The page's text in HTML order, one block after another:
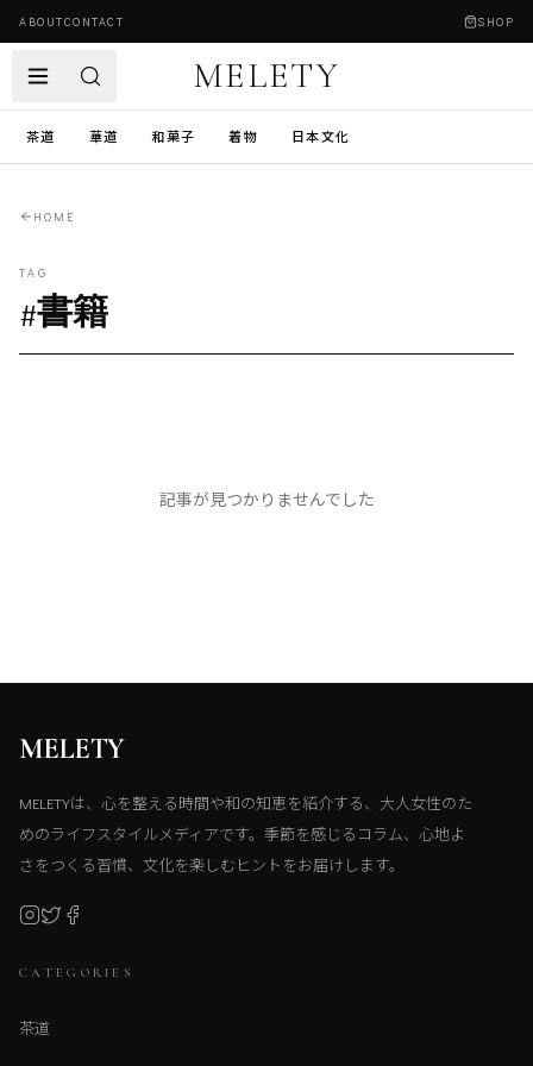
ABOUTCONTACT SHOP
MELETY
茶道 華道 和菓子 着物 日本文化
HOME
TAG
#書籍
記事が見つかりませんでした
MELETY
MELETYは、心を整える時間や和の知恵を紹介する、大人女性のた
めのライフスタイルメディアです。季節を感じるコラム、心地よ
さをつくる習慣、文化を楽しむヒントをお届けします。
CATEGORIES
茶道